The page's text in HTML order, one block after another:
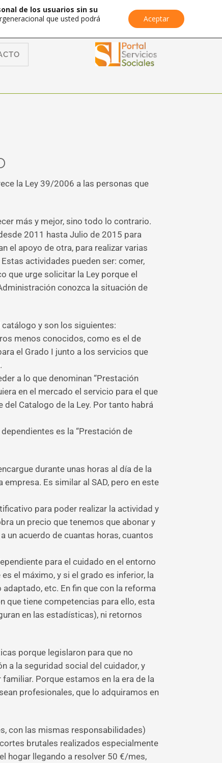
la Ley 39/2006 a las personas que
más y mejor, sino todo lo contrario.
2011 hasta Julio de 2015 para
el apoyo de otra, para realizar varias
actividades pueden ser: comer,
que urge solicitar la Ley porque el
conozca la situación de
y son los siguientes:
menos conocidos, como es el de
el Grado I junto a los servicios que
a lo que denominan “Prestación
en el mercado el servicio para el que
Catalogo de la Ley. Por tanto habrá
es la “Prestación de
durante unas horas al día de la
Es similar al SAD, pero en este
para poder realizar la actividad y
un precio que tenemos que abonar y
un acuerdo de cuantas horas, cuantos
para el cuidado en el entorno
el máximo, y si el grado es inferior, la
etc. En fin que con la reforma
que tiene competencias para ello, esta
en las estadísticas), ni retornos
porque legislaron para que no
a la seguridad social del cuidador, y
Porque estamos en la era de la
profesionales, que lo adquiramos en
con las mismas responsabilidades)
brutales realizados especialmente
hogar llegando a resolver 50 €/mes,
de los usuarios sin su
que usted podrá
Aceptar